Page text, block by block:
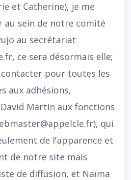
et Catherine), je me
au sein de notre comité
au secrétariat
ce sera désormais elle;
contacter pour toutes les
aux adhésions,
Martin aux fonctions
qui
de l'apparence et
de notre site mais
de diffusion, et Naïma